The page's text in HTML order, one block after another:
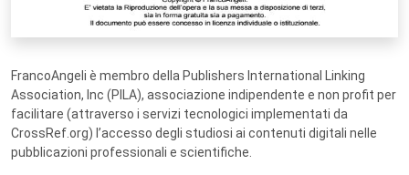
FrancoAngeli è membro della Publishers International Linking
Association, Inc (PILA), associazione indipendente e non profit per
facilitare (attraverso i servizi tecnologici implementati da
CrossRef.org) l’accesso degli studiosi ai contenuti digitali nelle
pubblicazioni professionali e scientifiche.